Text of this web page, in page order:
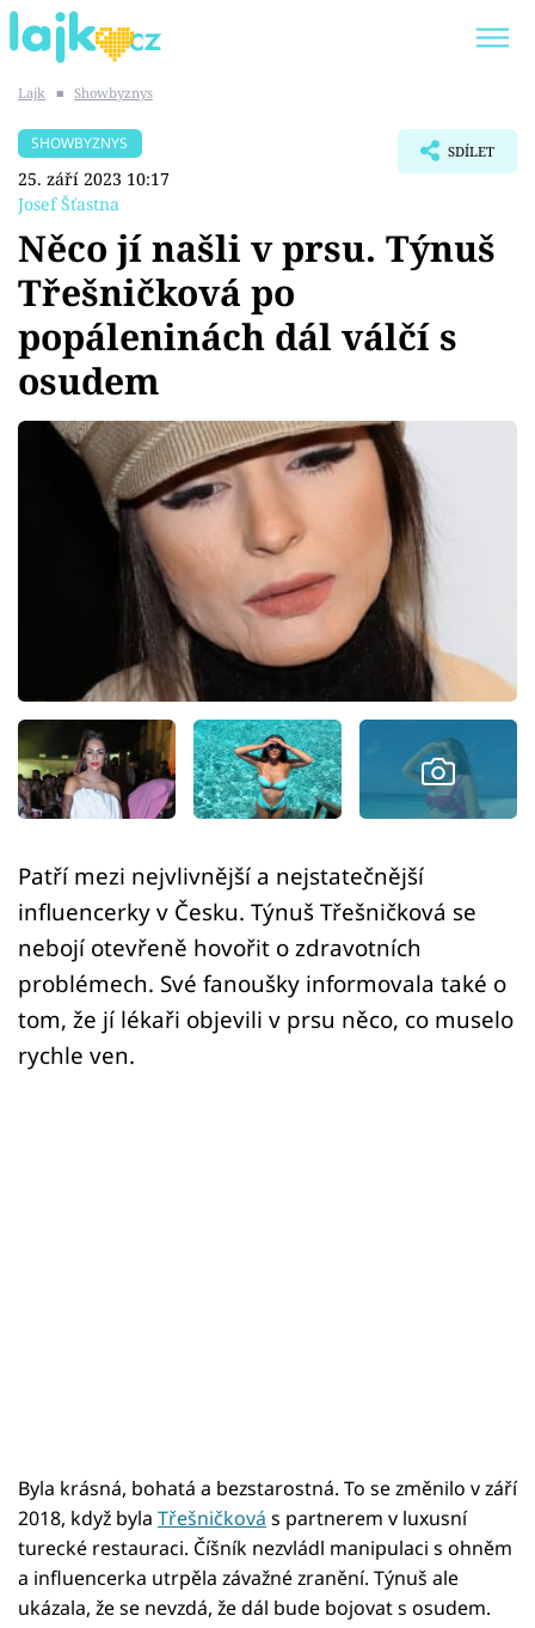
SHOPAHOLICADEL
Témata
Showbyznys
Youtubeři
Virály
Sex a vztahy
Sledujte prima+
Přihlášení
Sledujte nás
Lajk ■ Showbyznys
SHOWBYZNYS
25. září 2023 10:17
Josef Šťastna
SDÍLET
Něco jí našli v prsu. Týnuš
Třešničková po
popáleninách dál válčí s
osudem
Patří mezi nejvlivnější a nejstatečnější
influencerky v Česku. Týnuš Třešničková se
nebojí otevřeně hovořit o zdravotních
problémech. Své fanoušky informovala také o
tom, že jí lékaři objevili v prsu něco, co muselo
rychle ven.
Byla krásná, bohatá a bezstarostná. To se změnilo v září
2018, když byla Třešničková s partnerem v luxusní
turecké restauraci. Číšník nezvládl manipulaci s ohněm
a influencerka utrpěla závažné zranění. Týnuš ale
ukázala, že se nevzdá, že dál bude bojovat s osudem.